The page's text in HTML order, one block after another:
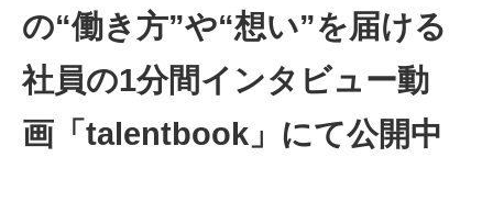
の“働き方”や“想い”を届ける
社員の1分間インタビュー動
画「talentbook」にて公開中